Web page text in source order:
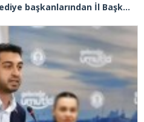
AK Parti’ye katılan ilçe belediye başkanlarından İl Başkanı Özdemir’e ziyaret